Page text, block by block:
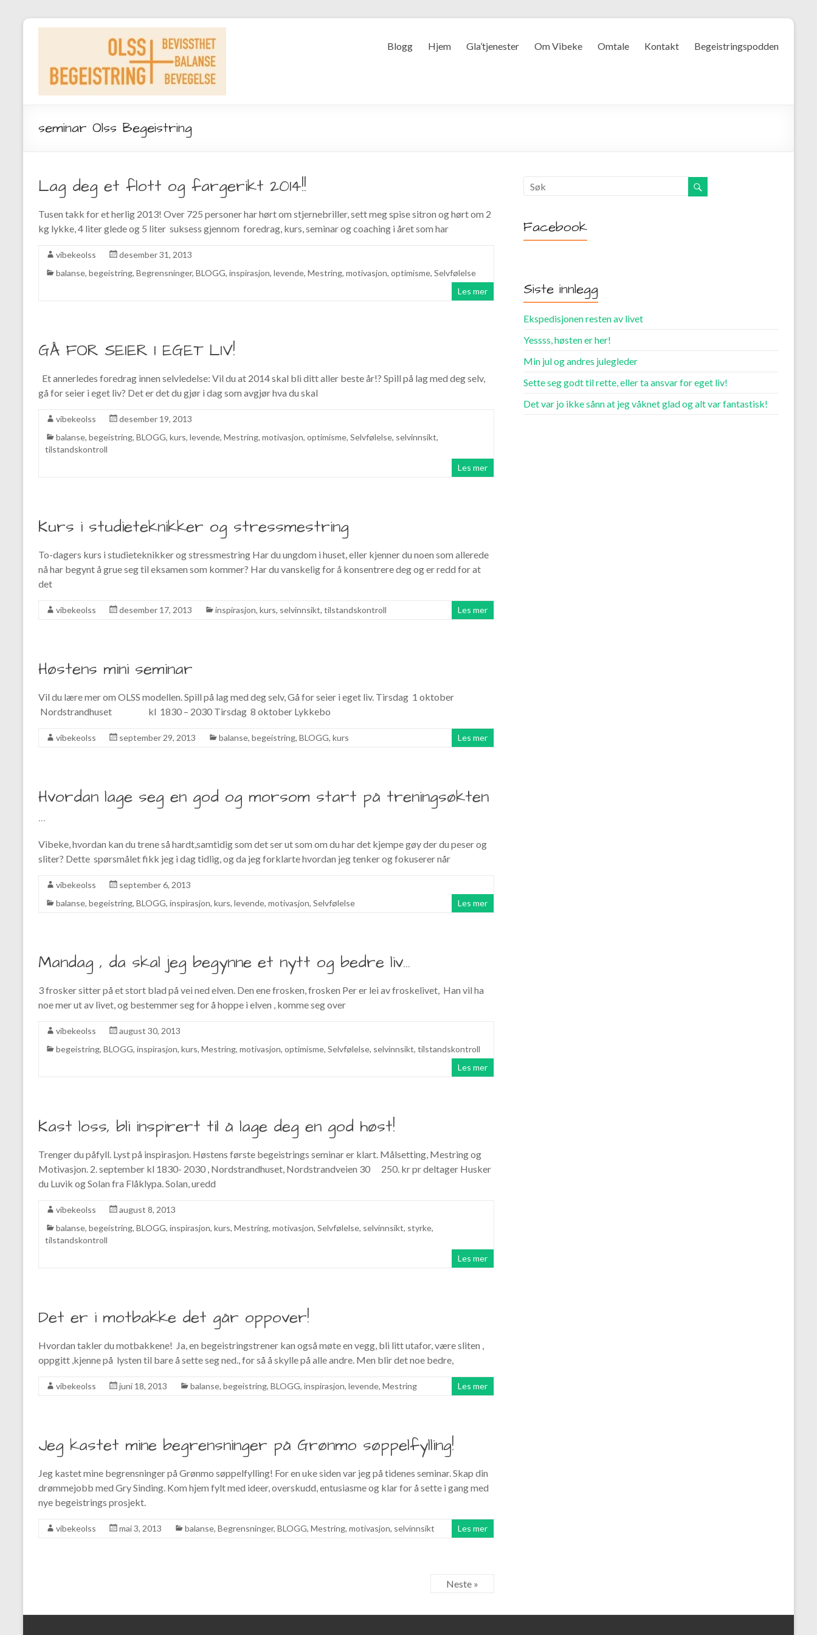
Blogg Hjem Gla’tjenester Om Vibeke Omtale Kontakt Begeistringspodden
seminar Olss Begeistring
Lag deg et flott og fargerikt 2014!!
Tusen takk for et herlig 2013! Over 725 personer har hørt om stjernebriller, sett meg spise sitron og hørt om 2
kg lykke, 4 liter glede og 5 liter suksess gjennom foredrag, kurs, seminar og coaching i året som har
vibekeolss
desember 31, 2013
balanse, begeistring, Begrensninger, BLOGG, inspirasjon, levende, Mestring, motivasjon, optimisme, Selvfølelse
Les mer
GÅ FOR SEIER I EGET LIV!
Et annerledes foredrag innen selvledelse: Vil du at 2014 skal bli ditt aller beste år!? Spill på lag med deg selv,
gå for seier i eget liv? Det er det du gjør i dag som avgjør hva du skal
vibekeolss
desember 19, 2013
balanse, begeistring, BLOGG, kurs, levende, Mestring, motivasjon, optimisme, Selvfølelse, selvinnsikt,
tilstandskontroll
Les mer
Kurs i studieteknikker og stressmestring
To-dagers kurs i studieteknikker og stressmestring Har du ungdom i huset, eller kjenner du noen som allerede
nå har begynt å grue seg til eksamen som kommer? Har du vanskelig for å konsentrere deg og er redd for at
det
vibekeolss desember 17, 2013 inspirasjon, kurs, selvinnsikt, tilstandskontroll Les mer
Høstens mini seminar
Vil du lære mer om OLSS modellen. Spill på lag med deg selv, Gå for seier i eget liv. Tirsdag 1 oktober
Nordstrandhuset kl 1830 – 2030 Tirsdag 8 oktober Lykkebo
vibekeolss september 29, 2013 balanse, begeistring, BLOGG, kurs Les mer
Hvordan lage seg en god og morsom start på treningsøkten
…
Vibeke, hvordan kan du trene så hardt,samtidig som det ser ut som om du har det kjempe gøy der du peser og
sliter? Dette spørsmålet fikk jeg i dag tidlig, og da jeg forklarte hvordan jeg tenker og fokuserer når
vibekeolss
september 6, 2013
balanse, begeistring, BLOGG, inspirasjon, kurs, levende, motivasjon, Selvfølelse Les mer
Mandag , da skal jeg begynne et nytt og bedre liv…
3 frosker sitter på et stort blad på vei ned elven. Den ene frosken, frosken Per er lei av froskelivet, Han vil ha
noe mer ut av livet, og bestemmer seg for å hoppe i elven , komme seg over
vibekeolss
august 30, 2013
begeistring, BLOGG, inspirasjon, kurs, Mestring, motivasjon, optimisme, Selvfølelse, selvinnsikt, tilstandskontroll
Les mer
Kast loss, bli inspirert til å lage deg en god høst!
Trenger du påfyll. Lyst på inspirasjon. Høstens første begeistrings seminar er klart. Målsetting, Mestring og
Motivasjon. 2. september kl 1830- 2030 , Nordstrandhuset, Nordstrandveien 30 250. kr pr deltager Husker
du Luvik og Solan fra Flåklypa. Solan, uredd
vibekeolss
august 8, 2013
balanse, begeistring, BLOGG, inspirasjon, kurs, Mestring, motivasjon, Selvfølelse, selvinnsikt, styrke,
tilstandskontroll
Les mer
Det er i motbakke det går oppover!
Hvordan takler du motbakkene! Ja, en begeistringstrener kan også møte en vegg, bli litt utafor, være sliten ,
oppgitt ,kjenne på lysten til bare å sette seg ned., for så å skylle på alle andre. Men blir det noe bedre,
vibekeolss juni 18, 2013 balanse, begeistring, BLOGG, inspirasjon, levende, Mestring Les mer
Jeg kastet mine begrensninger på Grønmo søppelfylling!
Jeg kastet mine begrensninger på Grønmo søppelfylling! For en uke siden var jeg på tidenes seminar. Skap din
drømmejobb med Gry Sinding. Kom hjem fylt med ideer, overskudd, entusiasme og klar for å sette i gang med
nye begeistrings prosjekt.
vibekeolss mai 3, 2013 balanse, Begrensninger, BLOGG, Mestring, motivasjon, selvinnsikt Les mer
Neste »
Facebook
Siste innlegg
Ekspedisjonen resten av livet
Yessss, høsten er her!
Min jul og andres julegleder
Sette seg godt til rette, eller ta ansvar for eget liv!
Det var jo ikke sånn at jeg våknet glad og alt var fantastisk!